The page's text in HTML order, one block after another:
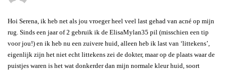
Hoi Serena, ik heb net als jou vroeger heel veel last gehad van acné op mijn
rug. Sinds een jaar of 2 gebruik ik de ElisaMylan35 pil (misschien een tip
voor jou!) en ik heb nu een zuivere huid, alleen heb ik last van ‘littekens’,
eigenlijk zijn het niet echt littekens zei de dokter, maar op de plaats waar de
puistjes waren is het wat donkerder dan mijn normale kleur huid, soort